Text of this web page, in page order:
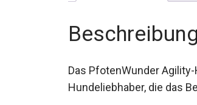
Beschreibung
Das PfotenWunder
Hundeliebhaber, die das